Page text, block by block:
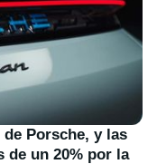
de Porsche, y las
de un 20% por la